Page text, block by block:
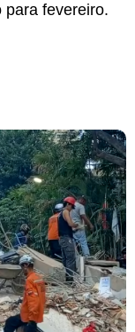
para fevereiro.